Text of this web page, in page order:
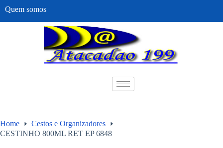
Quem somos
Home
Cestos e Organizadores
CESTINHO 800ML RET EP 6848